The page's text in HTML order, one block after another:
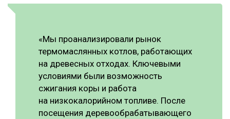
«Мы проанализировали рынок
термомаслянных котлов, работающих
на древесных отходах. Ключевыми
условиями были возможность
сжигания коры и работа
на низкокалорийном топливе. После
посещения деревообрабатывающего